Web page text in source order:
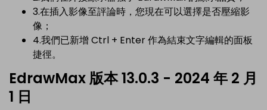
3.在插入影像至評論時，您現在可以選擇是否壓縮影
像；
4.我們已新增 Ctrl + Enter 作為結束文字編輯的面板
捷徑。
EdrawMax 版本 13.0.3 - 2024 年 2 月
1 日